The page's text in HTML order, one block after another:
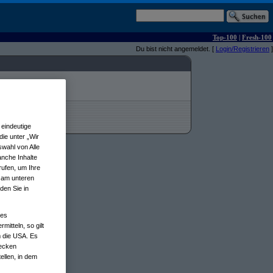
Top-100 | Fresh-100
Du bist nicht angemeldet. [ Login/Registrieren ]
unter „Wir
von Alle
Inhalte
um Ihre
unteren
Sie in
so gilt
die USA. Es
in dem